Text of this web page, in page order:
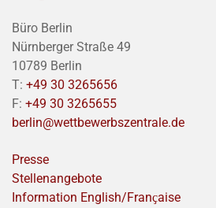
Büro Berlin
Nürnberger Straße 49
10789 Berlin
T: +49 30 3265656
F: +49 30 3265655
berlin@wettbewerbszentrale.de
Presse
Stellenangebote
Information English/Franҫaise